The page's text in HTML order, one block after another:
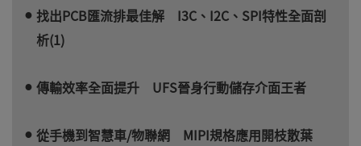
找出PCB匯流排最佳解 I3C、I2C、SPI特性全面剖
析(1)
傳輸效率全面提升 UFS晉身行動儲存介面王者
從手機到智慧車/物聯網 MIPI規格應用開枝散葉